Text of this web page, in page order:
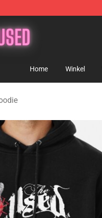
Home Winkel